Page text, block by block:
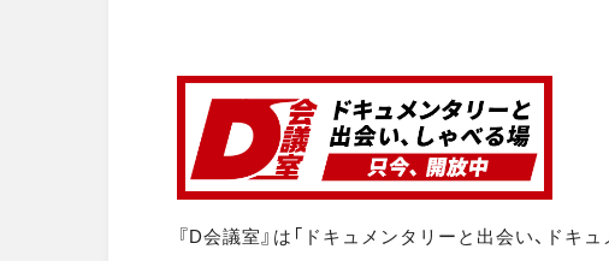
『D会議室』は「ドキュメンタリーと出会い、ドキ